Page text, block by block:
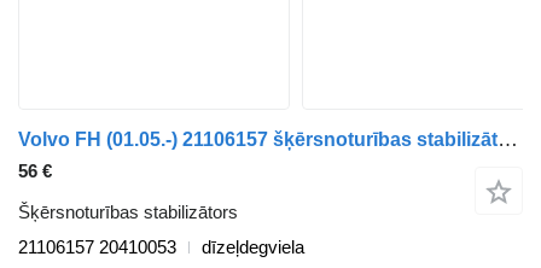
Volvo FH (01.05.-) 21106157 šķērsnoturības stabilizātors paredzēts Volvo FH12, FH16, NH12, FH, VNL780 (1993-2014) kravas automašīnas
56 €
Šķērsnoturības stabilizātors
21106157 20410053
dīzeļdegviela